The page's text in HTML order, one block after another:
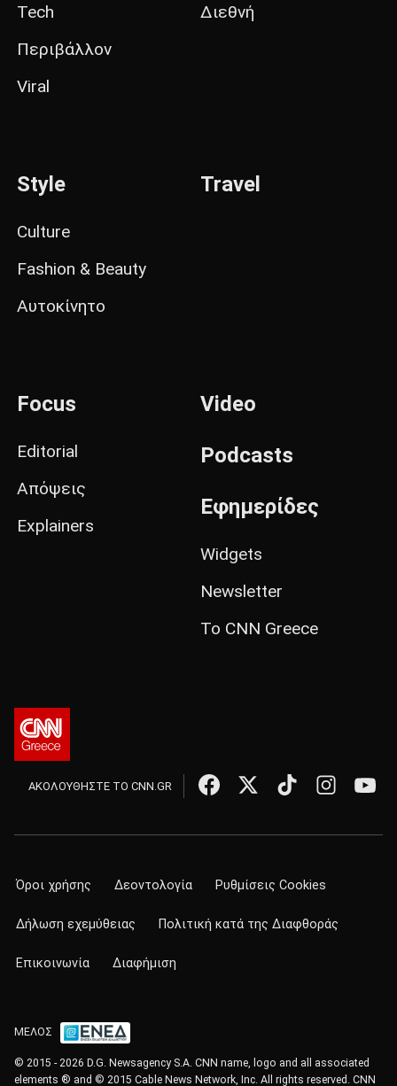
Tech
Περιβάλλον
Viral
Διεθνή
Style
Culture
Fashion & Beauty
Αυτοκίνητο
Travel
Focus
Editorial
Απόψεις
Explainers
Video
Podcasts
Εφημερίδες
Widgets
Newsletter
Το CNN Greece
ΑΚΟΛΟΥΘΗΣΤΕ ΤΟ CNN.GR
Όροι χρήσης Δεοντολογία Ρυθμίσεις Cookies
Δήλωση εχεμύθειας Πολιτική κατά της Διαφθοράς
Επικοινωνία Διαφήμιση
ΜΕΛΟΣ
© 2015 - 2026 D.G. Newsagency S.A. CNN name, logo and all associated
elements ® and © 2015 Cable News Network, Inc. All rights reserved. CNN